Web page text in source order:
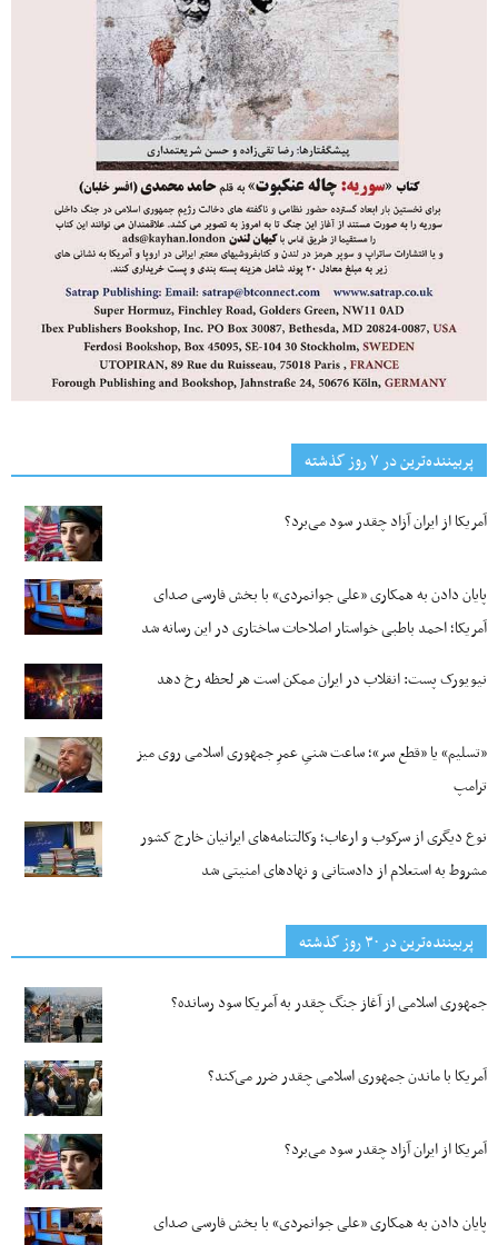
پربیننده‌ترین‌ در ۷ روز گذشته
آمریکا از ایران آزاد چقدر سود می‌برد؟
پایان دادن به همکاری «علی جوانمردی» با بخش فارسی صدای
آمریکا؛ احمد باطبی خواستار اصلاحات ساختاری در این رسانه شد
نیویورک پست: انقلاب در ایران ممکن است هر لحظه رخ دهد
«تسلیم» یا «قطع سر»؛ ساعت شنیِ عمرِ جمهوری اسلامی روی میز
ترامپ
نوع دیگری از سرکوب و ارعاب؛ وکالتنامه‌های ایرانیان خارج کشور
مشروط به استعلام از دادستانی و نهادهای امنیتی شد
پربیننده‌ترین‌ در ۳۰ روز گذشته
جمهوری اسلامی از آغاز جنگ چقدر به آمریکا سود رسانده؟
آمریکا با ماندن جمهوری اسلامی چقدر ضرر می‌کند؟
آمریکا از ایران آزاد چقدر سود می‌برد؟
پایان دادن به همکاری «علی جوانمردی» با بخش فارسی صدای